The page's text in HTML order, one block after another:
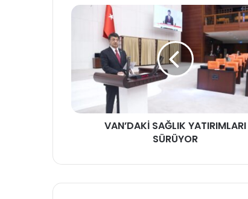
VAN’DAKİ SAĞLIK YATIRIMLARI
SÜRÜYOR